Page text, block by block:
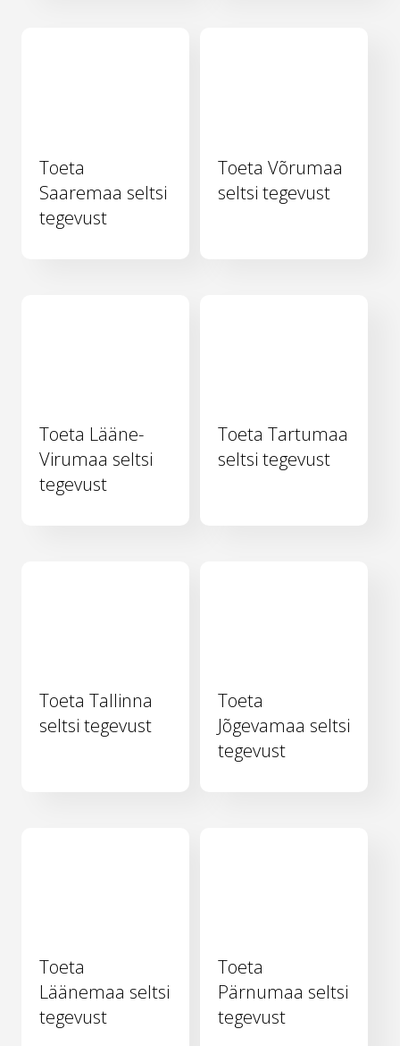
Toeta
Saaremaa seltsi
tegevust
Toeta Võrumaa
seltsi tegevust
Toeta Lääne-
Virumaa seltsi
tegevust
Toeta Tartumaa
seltsi tegevust
Toeta Tallinna
seltsi tegevust
Toeta
Jõgevamaa seltsi
tegevust
Toeta
Läänemaa seltsi
tegevust
Toeta
Pärnumaa seltsi
tegevust